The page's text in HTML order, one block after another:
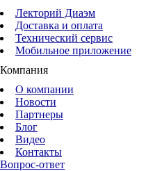
Лекторий Диаэм
Доставка и оплата
Технический сервис
Мобильное приложение
Компания
О компании
Новости
Партнеры
Блог
Видео
Контакты
Вопрос-ответ